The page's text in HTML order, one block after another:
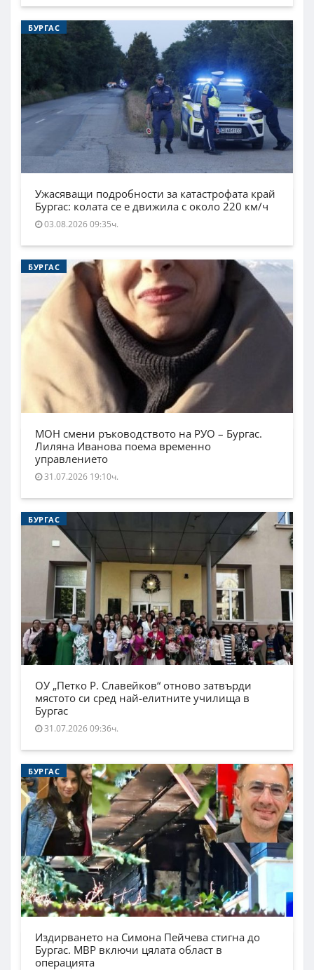
БУРГАС
Ужасяващи подробности за катастрофата край
Бургас: колата се е движила с около 220 км/ч
03.08.2026 09:35ч.
БУРГАС
МОН смени ръководството на РУО – Бургас.
Лиляна Иванова поема временно
управлението
31.07.2026 19:10ч.
БУРГАС
ОУ „Петко Р. Славейков“ отново затвърди
мястото си сред най-елитните училища в
Бургас
31.07.2026 09:36ч.
БУРГАС
Издирването на Симона Пейчева стигна до
Бургас. МВР включи цялата област в
операцията